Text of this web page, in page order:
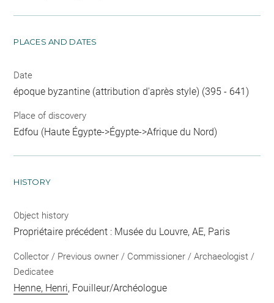
PLACES AND DATES
Date
époque byzantine (attribution d'après style) (395 - 641)
Place of discovery
Edfou (Haute Égypte->Égypte->Afrique du Nord)
HISTORY
Object history
Propriétaire précédent : Musée du Louvre, AE, Paris
Collector / Previous owner / Commissioner / Archaeologist /
Dedicatee
Henne, Henri, Fouilleur/Archéologue